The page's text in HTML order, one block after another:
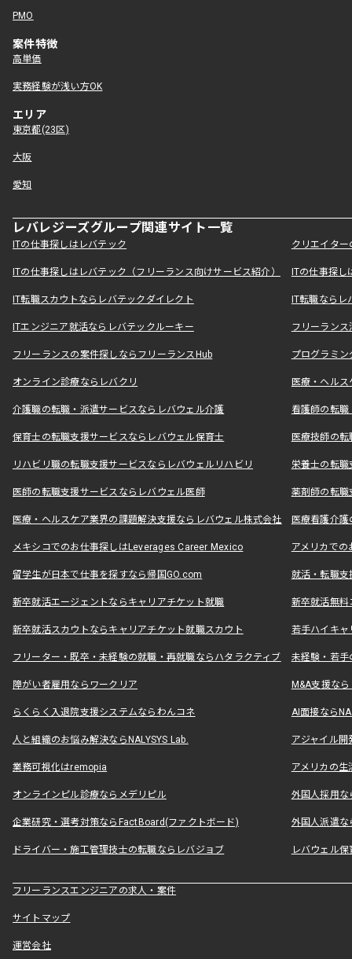
PMO
案件特徴
高単価
実務経験が浅い方OK
エリア
東京都(23区)
大阪
愛知
レバレジーズグループ関連サイト一覧
ITの仕事探しはレバテック クリエイタ
ITの仕事探しはレバテック（フリーランス向けサービス紹介） ITの仕事探
IT転職スカウトならレバテックダイレクト IT転職なら
ITエンジニア就活ならレバテックルーキー フリーラン
フリーランスの案件探しならフリーランスHub プログラミ
オンライン診療ならレバクリ 医療・ヘル
介護職の転職・派遣サービスならレバウェル介護 看護師の転
保育士の転職支援サービスならレバウェル保育士 医療技師の
リハビリ職の転職支援サービスならレバウェルリハビリ 栄養士の転
医師の転職支援サービスならレバウェル医師 薬剤師の転
医療・ヘルスケア業界の課題解決支援ならレバウェル株式会社 医療看護介
メキシコでのお仕事探しはLeverages Career Mexico アメリカで
留学生が日本で仕事を探すなら帰国GO.com 就活・転職
新卒就活エージェントならキャリアチケット就職 新卒就活無料
新卒就活スカウトならキャリアチケット就職スカウト 若手ハイキ
フリーター・既卒・未経験の就職・再就職ならハタラクティブ 未経験・若手
障がい者雇用ならワークリア M&A支援な
らくらく入退院支援システムならわんコネ AI面接なら
人と組織のお悩み解決ならNALYSYS Lab. アジャイル
業務可視化はremopia アメリカの
オンラインピル診療ならメデリピル 外国人採用
企業研究・選考対策ならFactBoard(ファクトボード) 外国人派遣な
ドライバー・施工管理技士の転職ならレバジョブ レバウェル
フリーランスエンジニアの求人・案件
サイトマップ
運営会社